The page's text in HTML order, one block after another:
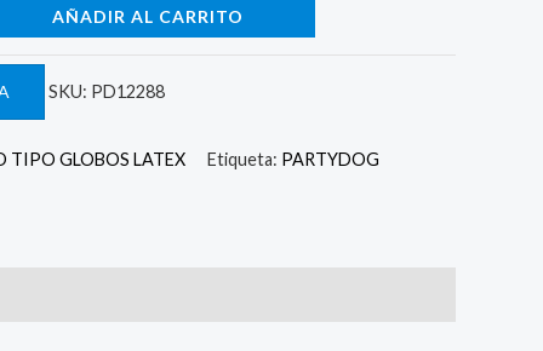
AÑADIR AL CARRITO
SKU: PD12288
TIPO GLOBOS LATEX Etiqueta: PARTYDOG